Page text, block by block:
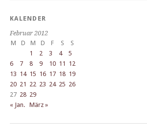
KALENDER
Februar 2012
M
D M D F S
S
1
2 3 4
5
6
7 8 9 10 11 12
13 14 15 16 17 18 19
20 21 22 23 24 25 26
27 28 29
« Jan. März »